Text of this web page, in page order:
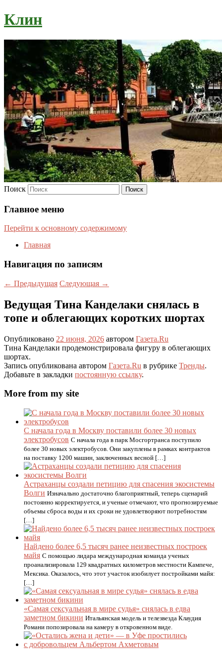
Клин
Поиск
Главное меню
Перейти к основному содержимому
Главная
Навигация по записям
← Предыдущая Следующая →
Ведущая Тина Канделаки снялась в
топе и облегающих коротких шортах
Опубликовано 22 июня, 2026 автором Газета.Ru
Тина Канделаки продемонстрировала фигуру в облегающих
шортах.
Запись опубликована автором Газета.Ru в рубрике Тренды.
Добавьте в закладки постоянную ссылку.
More from my site
С начала года в Москву поставили более 30 новых
электробусов С начала года в парк Мосгортранса поступило
более 30 новых электробусов. Они закуплены в рамках контрактов
на поставку 1200 машин, заключенных весной […]
Астраханцы создали петицию для спасения экосистемы
Волги Изначально достаточно благоприятный, теперь сценарий
постоянно корректируется, и ученые отмечают, что прогнозируемые
объемы сброса воды и их сроки не удовлетворяют потребностям
[…]
Найдено более 6,5 тысяч ранее неизвестных построек
майя С помощью лидара международная команда ученых
проанализировала 129 квадратных километров местности Кампече,
Мексика. Оказалось, что этот участок изобилует постройками майя:
[…]
«Самая сексуальная в мире судья» снялась в едва
заметном бикини Итальянская модель и телезвезда Клаудия
Романи попозировала на камеру в откровенном виде.